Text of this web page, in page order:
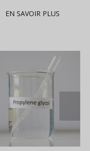
EN SAVOIR PLUS